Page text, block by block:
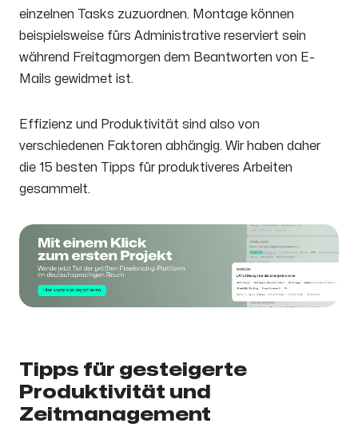
einzelnen Tasks zuzuordnen. Montage können
beispielsweise fürs Administrative reserviert sein
während Freitagmorgen dem Beantworten von E-
Mails gewidmet ist.
Effizienz und Produktivität sind also von
verschiedenen Faktoren abhängig. Wir haben daher
die 15 besten Tipps für produktiveres Arbeiten
gesammelt.
Tipps für gesteigerte
Produktivität und
Zeitmanagement